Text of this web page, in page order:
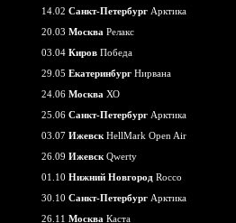
14.02 Санкт-Петербург Арктика
20.03 Москва Релакс
03.04 Киров Победа
29.05 Екатеринбург Нирвана
24.06 Москва ХО
25.06 Санкт-Петербург Арктика
03.07 Ижевск HellMark Open Air
26.09 Ижевск Qwerty
01.10 Нижний Новгород Rocco
30.10 Санкт-Петербург Арктика
26.11 Москва Каста